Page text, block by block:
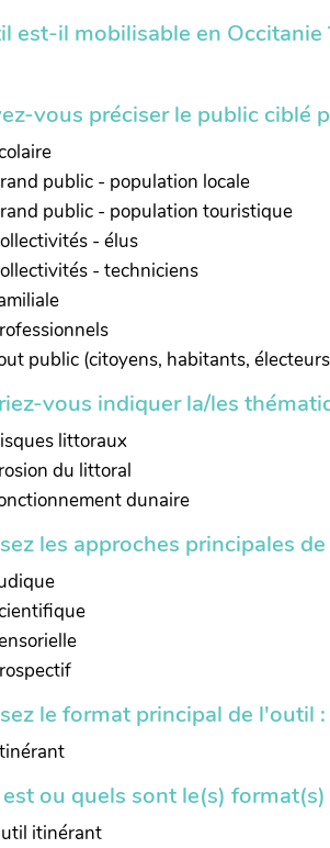
est-il mobilisable en Occitanie
vous préciser le public ciblé
public - population locale
public - population touristique
- élus
- techniciens
public (citoyens, habitants,
vous indiquer la/les
littoraux
du littoral
dunaire
les approches principales
le format principal de l'outil :
ou quels sont le(s)
itinérant